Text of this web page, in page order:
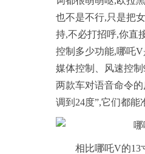
也不是不行,只是把
持,不必打招呼,你直
控制多少功能,哪吒
媒体控制、风速控
两款车对语音命令
调到24度”,它们都能
相比哪吒V的13